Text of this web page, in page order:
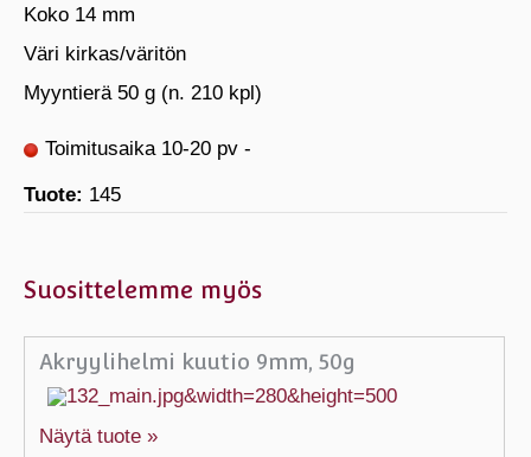
Koko 14 mm
Väri kirkas/väritön
Myyntierä 50 g (n. 210 kpl)
Toimitusaika 10-20 pv -
Tuote: 145
Suosittelemme myös
Akryylihelmi kuutio 9mm, 50g
Näytä tuote »